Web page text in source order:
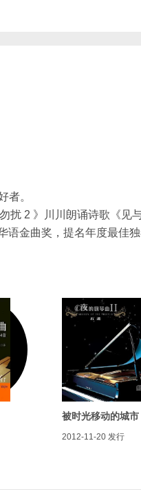
者。
2 》川川朗诵诗歌《见
金曲奖，提名年度最佳独
被时光移动的城市
2012-11-20 发行